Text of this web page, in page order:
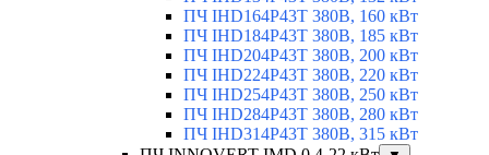
ПЧ IHD164P43T 380В, 160 кВт
ПЧ IHD184P43T 380В, 185 кВт
ПЧ IHD204P43T 380В, 200 кВт
ПЧ IHD224P43T 380В, 220 кВт
ПЧ IHD254P43T 380В, 250 кВт
ПЧ IHD284P43T 380В, 280 кВт
ПЧ IHD314P43T 380В, 315 кВт